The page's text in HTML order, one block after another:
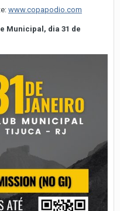
www.copapodio.com
Municipal, dia 31 de